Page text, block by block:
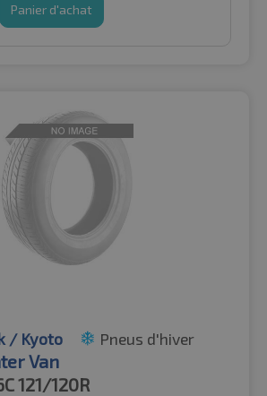
Panier d'achat
/ Kyoto Pneus d'hiver
Van
121/120R